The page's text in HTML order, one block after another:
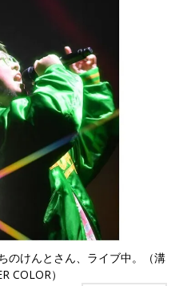
のけんとさん、ライブ中。（溝
COLOR）